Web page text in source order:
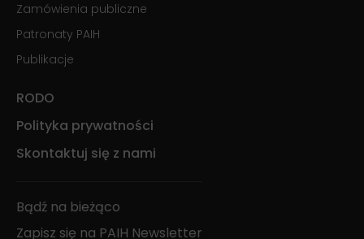
Zamówienia publiczne
Patronaty PAIH
Publikacje
RODO
Polityka prywatności
Skontaktuj się z nami
Bądź na bieżąco
Zapisz się na PAIH Newsletter